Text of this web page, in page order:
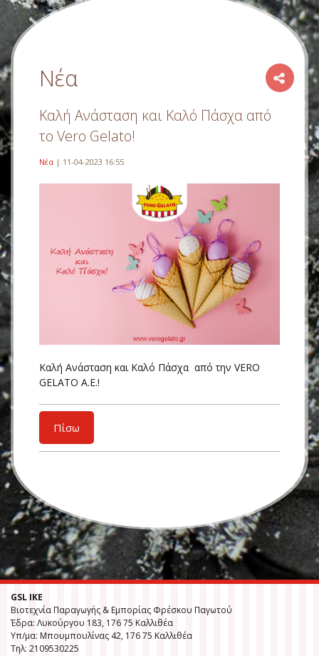
Νέα
Καλή Ανάσταση και Καλό Πάσχα από
το Vero Gelato!
Νέα | 11-04-2023 16:55
Καλή Ανάσταση και Καλό Πάσχα από την VERO
GELATO Α.Ε.!
Πίσω
GSL ΙΚΕ
Βιοτεχνία Παραγωγής & Εμπορίας Φρέσκου Παγωτού
Έδρα: Λυκούργου 183, 176 75 Καλλιθέα
Υπ/μα: Μπουμπουλίνας 42, 176 75 Καλλιθέα
Τηλ: 2109530225